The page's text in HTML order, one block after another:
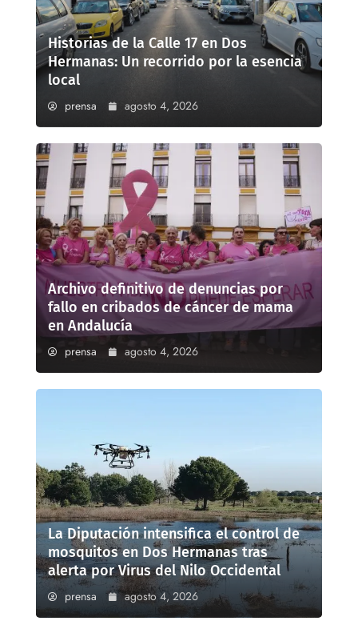
Historias de la Calle 17 en Dos
Hermanas: Un recorrido por la esencia
local
prensa agosto 4, 2026
Archivo definitivo de denuncias por
fallo en cribados de cáncer de mama
en Andalucía
prensa agosto 4, 2026
La Diputación intensifica el control de
mosquitos en Dos Hermanas tras
alerta por Virus del Nilo Occidental
prensa agosto 4, 2026